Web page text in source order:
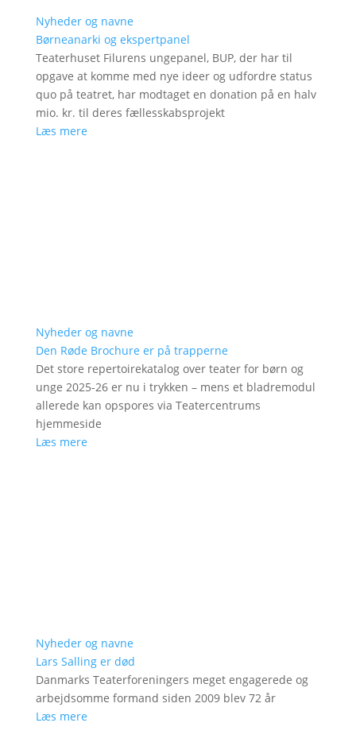
Nyheder og navne
Børneanarki og ekspertpanel
Teaterhuset Filurens ungepanel, BUP, der har til
opgave at komme med nye ideer og udfordre status
quo på teatret, har modtaget en donation på en halv
mio. kr. til deres fællesskabsprojekt
Læs mere
Nyheder og navne
Den Røde Brochure er på trapperne
Det store repertoirekatalog over teater for børn og
unge 2025-26 er nu i trykken – mens et bladremodul
allerede kan opspores via Teatercentrums
hjemmeside
Læs mere
Nyheder og navne
Lars Salling er død
Danmarks Teaterforeningers meget engagerede og
arbejdsomme formand siden 2009 blev 72 år
Læs mere